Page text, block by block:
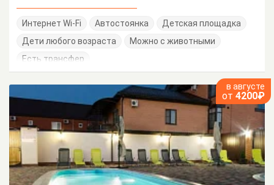
Интернет Wi-Fi Автостоянка
Детская площадка
Дети любого возраста
Можно с животными
Есть трансфер
в августе
от 4200₽